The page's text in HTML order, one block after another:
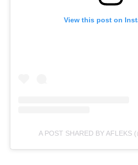
View this post on
A POST SHARED BY AFLEKS